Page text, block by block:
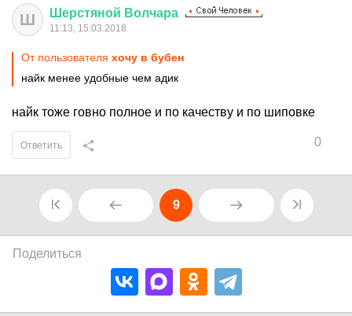
Ш Шерстяной Волчара
11:13, 15.03.2018
От пользователя хочу в бубен
найк менее удобные чем адик
найк тоже говно полное и по качеству и по шиповке
0
Ответить
9
Поделиться